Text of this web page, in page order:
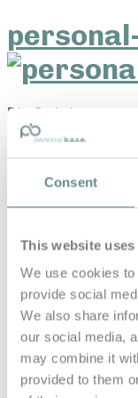
Consent
This website
We use cookies
provide social
We also share
our social media,
may combine it
provided to them
Die Optimierung
guter Ernährung
About
Leistungen
Blog
Search for
Posts